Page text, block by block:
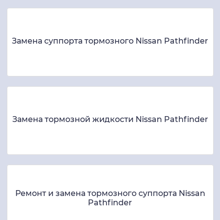
Замена суппорта тормозного Nissan Pathfinder
Замена тормозной жидкости Nissan Pathfinder
Ремонт и замена тормозного суппорта Nissan
Pathfinder